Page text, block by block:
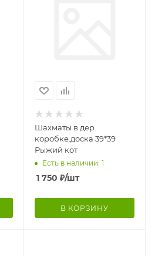
Шахматы в дер.
коробке.доска 39*39
Рыжий кот
Есть в наличии: 1
1 750 ₽/шт
В КОРЗИНУ